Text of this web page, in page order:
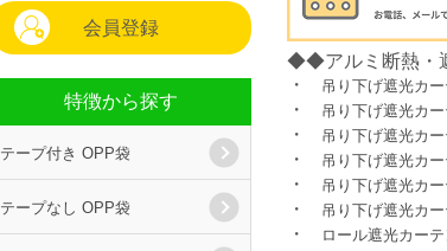
◆◆アルミ断熱・
・
吊り下げ遮光カー
・ 吊り下げ遮光カー
・ 吊り下げ遮光カー
・ 吊り下げ遮光カー
・ 吊り下げ遮光カー
・ 吊り下げ遮光カー
・ ロール遮光カー
会員登録
特徴から探す
テープ付き OPP袋
テープなし OPP袋